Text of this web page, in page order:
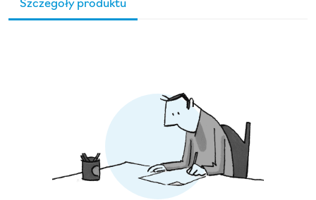
Szczegóły produktu